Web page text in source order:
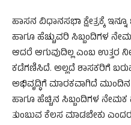
ಹಾಸನ ವಿಧಾನಸಭಾ ಕ್ಷೇತ್ರಕ್ಕೆ
ಹಾಗೂ ಹೆಚ್ಚುವರಿ ಸಿಬ್ಬಂದಿಗಳ
ಆದರೆ ಆಗುವುದಿಲ್ಲ ಎಂಬ ಉತ್ತರ
ಕಡೆಗಣಿಸಿದೆ. ಅಲ್ಲದೆ ಶಾಸಕರಿಗೆ
ಅಭಿವೃದ್ಧಿಗೆ ಮಾರಕವಾಗಿದೆ
ಹಾಗೂ ಹೆಚ್ಚಿನ ಸಿಬ್ಬಂದಿಗಳ
ತುಂಬುವ ಕೆಲಸ ಮಾಡಬೇಕು